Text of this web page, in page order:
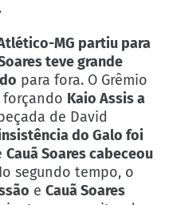
.
MG partiu para
teve grande
para fora. O Grêmio
forçando Kaio Assis a
de David
do Galo foi
Cauã Soares cabeceou
segundo tempo, o
e Cauã Soares